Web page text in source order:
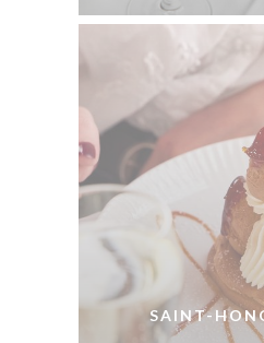
SAINT-